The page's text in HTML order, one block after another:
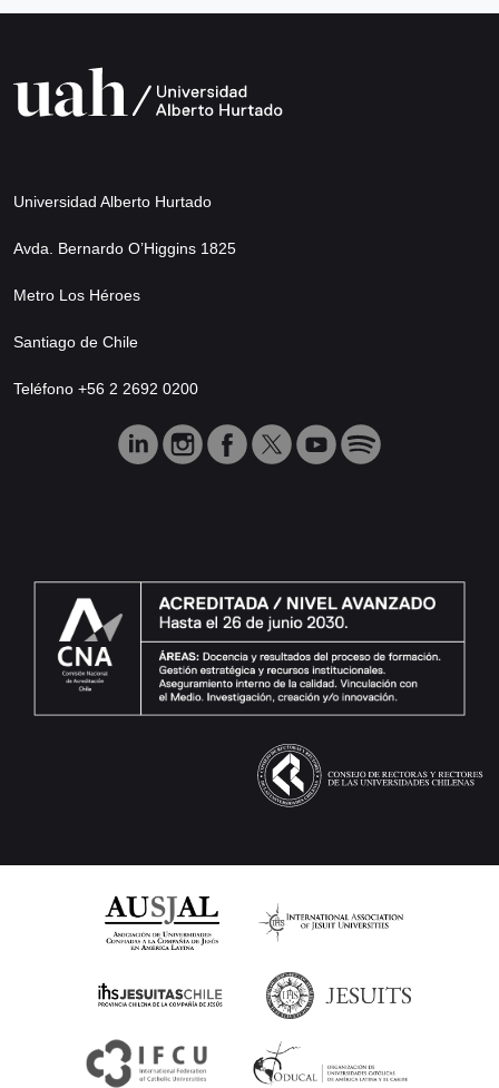
Universidad Alberto Hurtado
Avda. Bernardo O’Higgins 1825
Metro Los Héroes
Santiago de Chile
Teléfono +56 2 2692 0200